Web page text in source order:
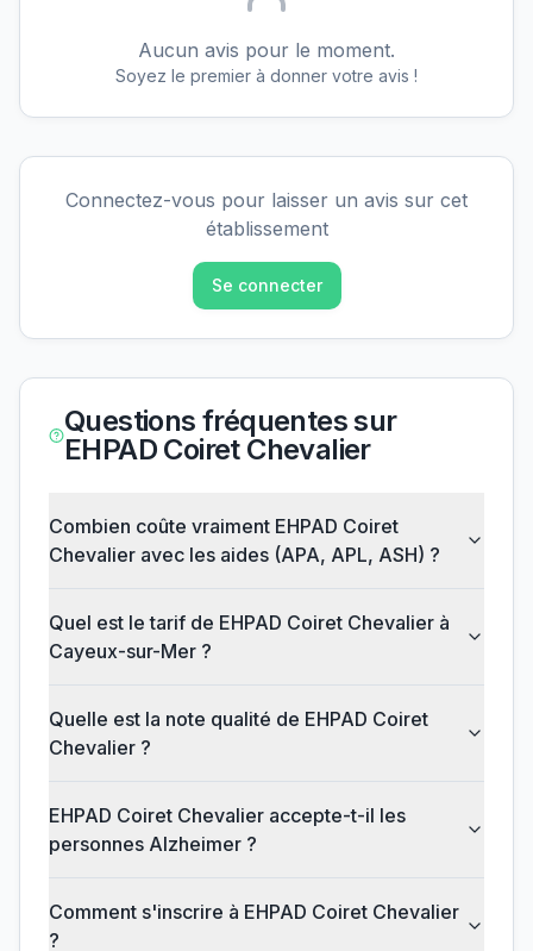
Aucun avis pour le moment.
Soyez le premier à donner votre avis !
Connectez-vous pour laisser un avis sur cet
établissement
Se connecter
Questions fréquentes sur
EHPAD Coiret Chevalier
Combien coûte vraiment EHPAD Coiret
Chevalier avec les aides (APA, APL, ASH) ?
Quel est le tarif de EHPAD Coiret Chevalier à
Cayeux-sur-Mer ?
Quelle est la note qualité de EHPAD Coiret
Chevalier ?
EHPAD Coiret Chevalier accepte-t-il les
personnes Alzheimer ?
Comment s'inscrire à EHPAD Coiret Chevalier
?